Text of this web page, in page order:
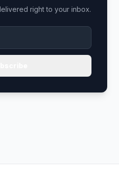
right to your inbox.